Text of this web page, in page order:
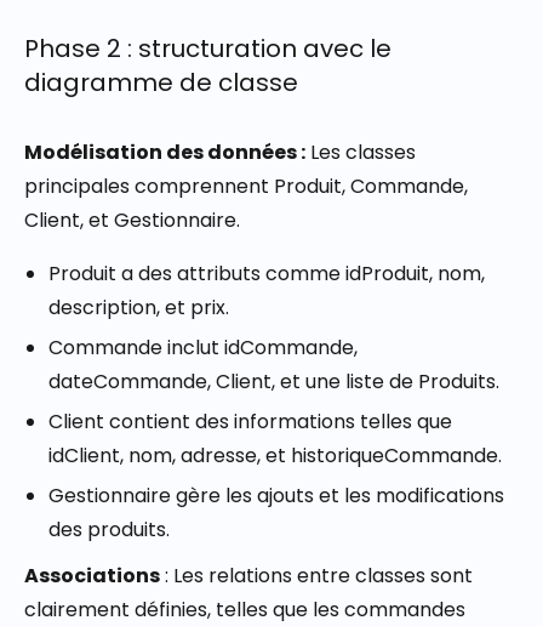
Phase 2 : structuration avec le
diagramme de classe
Modélisation des données : Les classes
principales comprennent Produit,Commande,
Client, et Gestionnaire.
Produit a des attributs commeidProduit, nom,
description, et prix.
Commandeinclut idCommande,
dateCommande,Client, et une liste de Produits.
Client contient des informations telles que
idClient, nom,adresse, et historiqueCommande.
Gestionnairegère les ajouts et les modifications
des produits.
Associations: Les relations entre classes sont
clairement définies, telles que les commandes